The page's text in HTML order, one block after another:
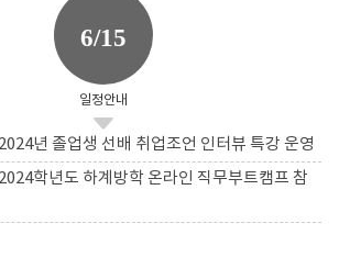
6/15
일정안내
2024년 졸업생 선배 취업조언 인터뷰 특강 운영
2024학년도 하계방학 온라인 직무부트캠프 참